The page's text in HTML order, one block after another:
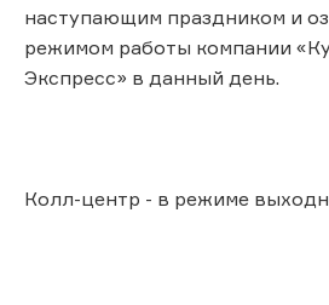
наступающим праздником и
режимом работы компании
Экспресс» в данный день.
Колл-центр - в режиме